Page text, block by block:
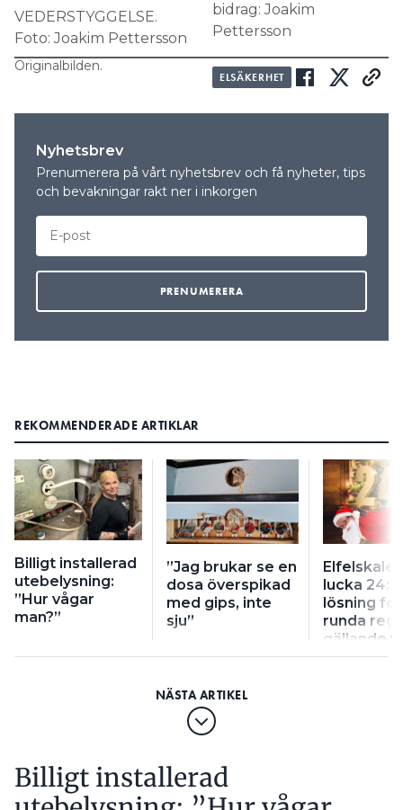
Originalbilden.
bidrag: Joakim
Pettersson
ELSÄKERHET
Nyhetsbrev
Prenumerera på vårt nyhetsbrev och få nyheter, tips
och bevakningar rakt ner i inkorgen
REKOMMENDERADE ARTIKLAR
Billigt installerad
utebelysning:
”Hur vågar
man?”
”Jag brukar se en
dosa överspikad
med gips, inte
sju”
lucka 24:
lösning
runda
gällande
Billigt installerad